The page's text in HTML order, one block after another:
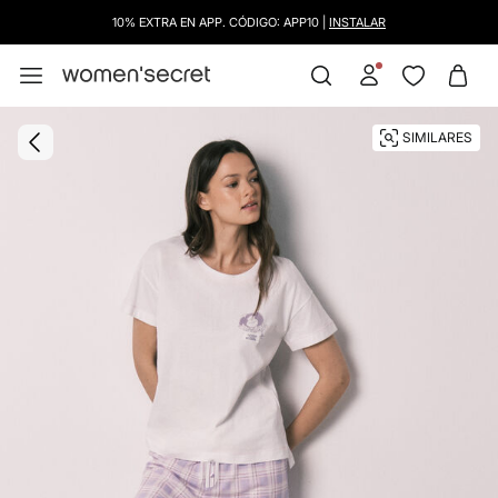
10% EXTRA EN APP. CÓDIGO: APP10 | INSTALAR
SIMILARES